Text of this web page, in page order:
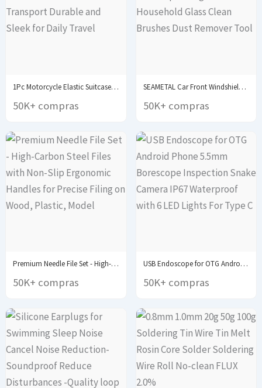
1Pc Motorcycle Elastic Suitcase with Safety Hook-Versatile Helmet...
50K+ compras
SEAMETAL Car Front Windshield Defogging Brush Telescopic Long...
50K+ compras
Premium Needle File Set - High-Carbon Steel Files...
50K+ compras
USB Endoscope for OTG Android Phone 5.5mm Borescope...
50K+ compras